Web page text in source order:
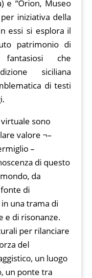
e “Orion, Museo
iniziativa della
essi si esplora il
patrimonio di
che
siciliana
di testi
sono
valore ¬–
–
di questo
da
di
una trama di
e di risonanze.
per rilanciare
del
un luogo
un ponte tra